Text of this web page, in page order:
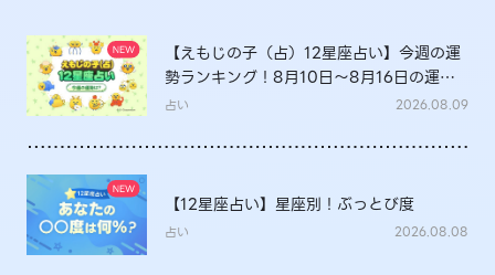
【えもじの子（占）12星座占い】今週の運
勢ランキング！8月10日～8月16日の運勢
は？
占い 2026.08.09
【12星座占い】星座別！ぶっとび度
占い 2026.08.08